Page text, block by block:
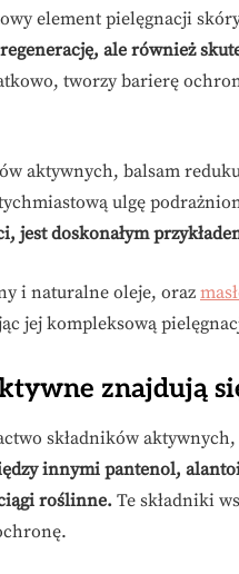
element pielęgnacji
ale również
tworzy barierę
aktywnych, balsam
ulgę
jest doskonałym
i naturalne oleje, oraz
jej kompleksową
znajdują
składników
innymi pantenol,
roślinne. Te składniki